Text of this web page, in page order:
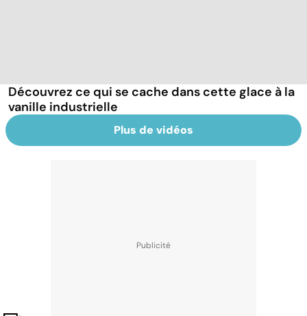
Découvrez ce qui se cache dans cette glace à la
vanille industrielle
Plus de vidéos